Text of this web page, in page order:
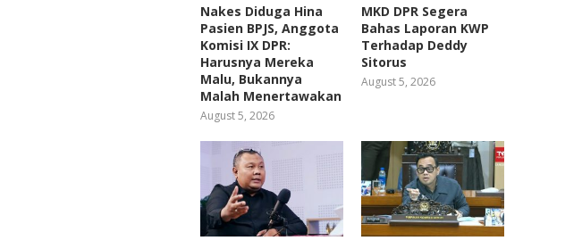
Nakes Diduga Hina
Pasien BPJS, Anggota
Komisi IX DPR:
Harusnya Mereka
Malu, Bukannya
Malah Menertawakan
August 5, 2026
MKD DPR Segera
Bahas Laporan KWP
Terhadap Deddy
Sitorus
August 5, 2026